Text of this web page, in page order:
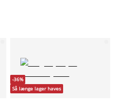
-36%
Så længe lager haves